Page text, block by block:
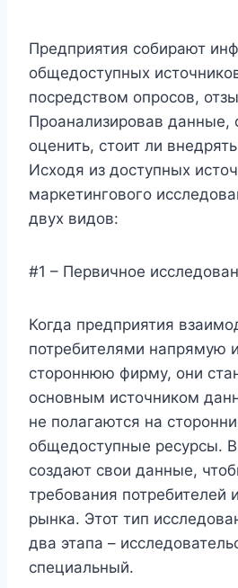
Предприятия собирают
общедоступных
посредством опросов,
Проанализировав данные,
оценить, стоит ли
Исходя из доступных
маркетингового
двух видов:
#1 – Первичное
Когда предприятия
потребителями напрямую
стороннюю фирму, они
основным источником
не полагаются на
общедоступные ресурсы.
создают свои данные,
требования потребителей
рынка. Этот тип
два этапа –
специальный.